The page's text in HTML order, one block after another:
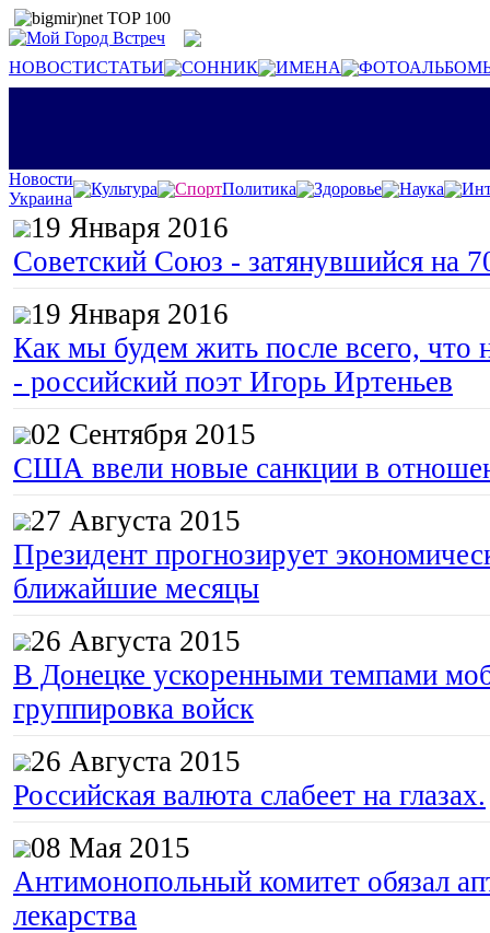
НОВОСТИСТАТЬИ СОННИК ИМЕНА
Новости
Украина
Культура СпортПолитика Здоровье Наука
19 Января 2016
Советский Союз - затянувшийся на
19 Января 2016
Как мы будем жить после всего, что
- российский поэт Игорь Иртеньев
02 Сентября 2015
США ввели новые санкции в
27 Августа 2015
Президент прогнозирует
ближайшие месяцы
26 Августа 2015
В Донецке ускоренными темпами
группировка войск
26 Августа 2015
Российская валюта слабеет на глазах.
08 Мая 2015
Антимонопольный комитет обязал
лекарства